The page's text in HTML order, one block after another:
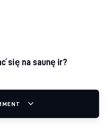
się na saunę ir?